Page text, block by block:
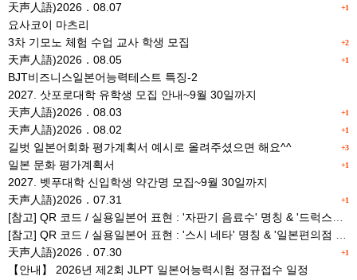
+1
天声人語)2026．08.07
요사코이 마츠리
+2
3차 기모노 체험 수업 교사 학생 모집
+1
天声人語)2026．08.05
BJT비즈니스일본어능력테스트 특징-2
2027. 삿포로대학 유학생 모집 안내~9월 30일까지
+1
天声人語)2026．08.03
+1
天声人語)2026．08.02
+3
길벗 일본어회화 평가계획서 예시로 올려주셨으면 해요^^
+1
일본 문화 평가계획서
2027. 벳푸대학 신입학생 약간명 모집~9월 30일까지
+1
天声人語)2026．07.31
+1
天声人語)2026．07.30
【안내】 2026년 제2회 JLPT 일본어능력시험 정규접수 일정